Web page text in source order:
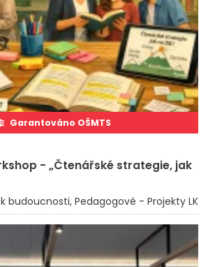
Garantováno OŠMTS
- „Čtenářské strategie, jak
budoucnosti Pedagogové - Projekty LK